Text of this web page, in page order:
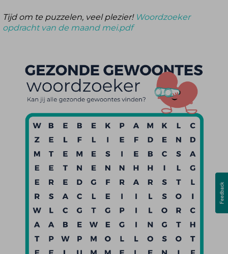
Tijd om te puzzelen, veel plezier! Woordzoeker
opdracht van de maand mei.pdf